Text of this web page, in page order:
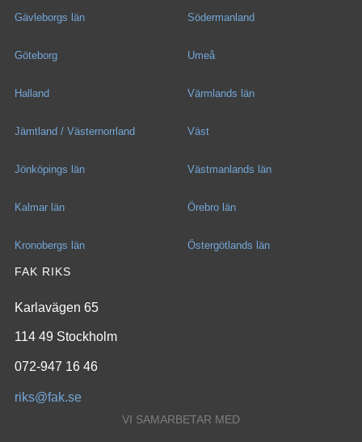
Gävleborgs län
Göteborg
Halland
Jämtland / Västernorrland
Jönköpings län
Kalmar län
Kronobergs län
Södermanland
Umeå
Värmlands län
Väst
Västmanlands län
Örebro län
Östergötlands län
FAK RIKS
Karlavägen 65
114 49 Stockholm
072-947 16 46
riks@fak.se
VI SAMARBETAR MED